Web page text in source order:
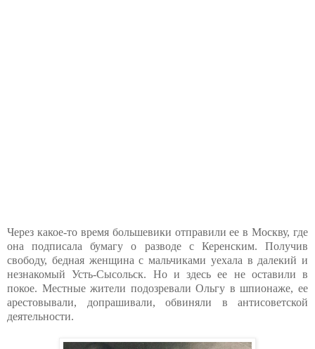
Через какое-то время большевики отправили ее в Москву, где
она подписала бумагу о разводе с Керенским. Получив
свободу, бедная женщина с мальчиками уехала в далекий и
незнакомый Усть-Сысольск. Но и здесь ее не оставили в
покое. Местные жители подозревали Ольгу в шпионаже, ее
арестовывали, допрашивали, обвиняли в антисоветской
деятельности.